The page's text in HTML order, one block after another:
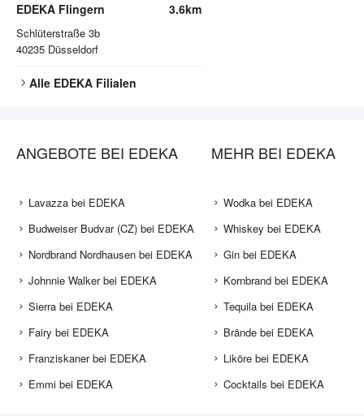
EDEKA Flingern
Schlüterstraße 3b
40235 Düsseldorf
3.6km
Alle EDEKA Filialen
ANGEBOTE BEI EDEKA
Lavazza bei EDEKA
Budweiser Budvar (CZ) bei EDEKA
Nordbrand Nordhausen bei EDEKA
Johnnie Walker bei EDEKA
Sierra bei EDEKA
Fairy bei EDEKA
Franziskaner bei EDEKA
Emmi bei EDEKA
MEHR BEI EDEKA
Wodka bei EDEKA
Whiskey bei EDEKA
Gin bei EDEKA
Kornbrand bei EDEKA
Tequila bei EDEKA
Brände bei EDEKA
Liköre bei EDEKA
Cocktails bei EDEKA